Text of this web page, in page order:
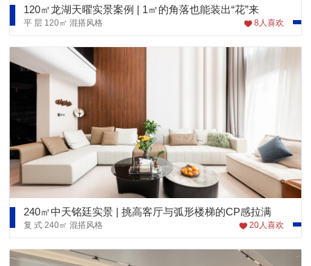
120㎡龙湖天曜实景案例 | 1㎡的角落也能装出“花”来
平 层 120㎡混搭风格 8人喜欢
240㎡中天铭廷实景 | 挑高客厅与弧形楼梯的CP感拉满
复 式 240㎡混搭风格 20人喜欢